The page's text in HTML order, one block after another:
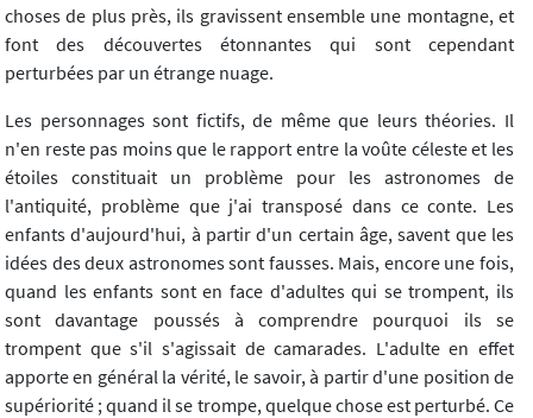
choses de plus près, ils gravissent ensemble une montagne, et
font des découvertes étonnantes qui sont cependant
perturbées par un étrange nuage.
Les personnages sont fictifs, de même que leurs théories. Il
n'en reste pas moins que le rapport entre la voûte céleste et les
étoiles constituait un problème pour les astronomes de
l'antiquité, problème que j'ai transposé dans ce conte. Les
enfants d'aujourd'hui, à partir d'un certain âge, savent que les
idées des deux astronomes sont fausses. Mais, encore une fois,
quand les enfants sont en face d'adultes qui se trompent, ils
sont davantage poussés à comprendre pourquoi ils se
trompent que s'il s'agissait de camarades. L'adulte en effet
apporte en général la vérité, le savoir, à partir d'une position de
supériorité ; quand il se trompe, quelque chose est perturbé. Ce